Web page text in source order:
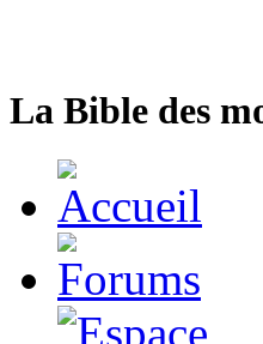
La Bible des